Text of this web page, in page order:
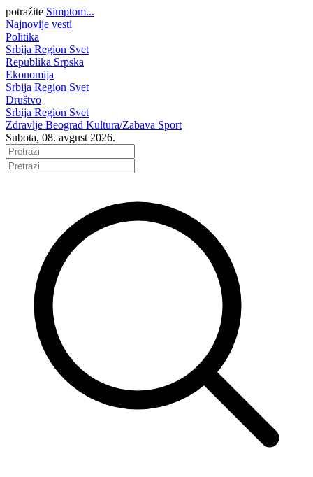
potražite Simptom...
Najnovije vesti
Politika
Srbija Region Svet
Republika Srpska
Ekonomija
Srbija Region Svet
Društvo
Srbija Region Svet
Zdravlje Beograd Kultura/Zabava Sport
Subota, 08. avgust 2026.